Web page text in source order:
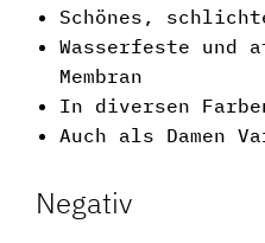
Schönes,
Wasserfeste und
Membran
In diversen
Auch als Damen
Negativ